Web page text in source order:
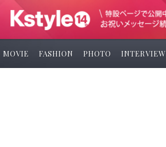
MOVIE FASHION PHOTO INTERVIEW